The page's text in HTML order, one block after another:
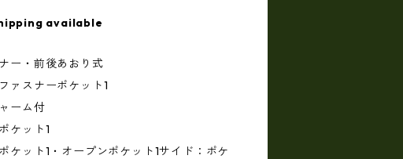
available
ー・前後あおり式
ァスナーポケット1
ーム付
ケット1
ケット1・オープンポケット1サイド：ポケ